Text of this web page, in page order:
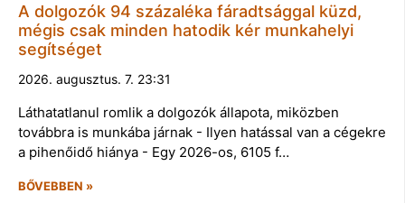
A dolgozók 94 százaléka fáradtsággal küzd,
mégis csak minden hatodik kér munkahelyi
segítséget
2026. augusztus. 7. 23:31
Láthatatlanul romlik a dolgozók állapota, miközben
továbbra is munkába járnak - Ilyen hatással van a cégekre
a pihenőidő hiánya - Egy 2026-os, 6105 f…
BŐVEBBEN »